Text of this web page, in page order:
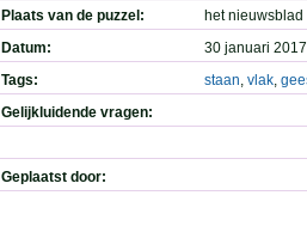
Plaats van de puzzel:
het nieuwsblad
Datum:
30 januari
Tags:
staan, vlak,
Gelijkluidende vragen:
Geplaatst door: